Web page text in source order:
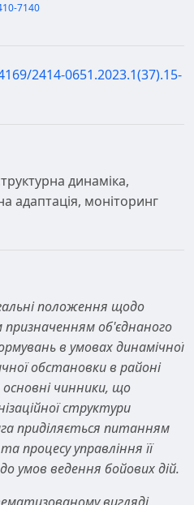
7140
2414-0651.2023.1(37).15-
динаміка,
адаптація, моніторинг
положення щодо
призначенням об'єднаного
в умовах динамічної
обстановки в районі
чинники, що
структури
приділяється питанням
процесу управління її
умов ведення бойових дій.